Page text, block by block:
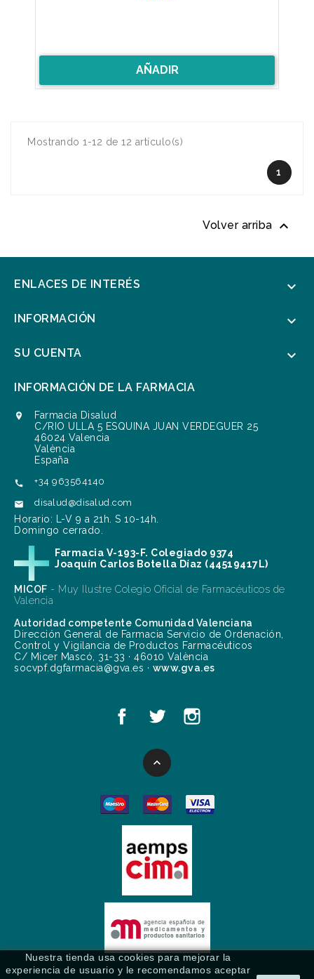
AÑADIR
Mostrando 1-12 de 12 artículo(s)
1
Volver arriba 
ENLACES DE INTERÉS 
INFORMACIÓN 
SU CUENTA 
INFORMACIÓN DE LA FARMACIA

Farmacia Disalud
C/RIO ULLA 5 ESQUINA JUAN VERDEGUER 25
46024 Valencia
València
España
 +34 963564140
 disalud@disalud.com
Horario: L-V 9 a 21h. S 10-14h.
Domingo cerrado.
Farmacia V-193-F. Colegiado 9374
Joaquín Carlos Botella Díaz (44519417L)
MICOF - Muy Ilustre Colegio Oficial de Farmacéuticos de
Valencia
Autoridad competente Comunidad Valenciana
Dirección General de Farmacia Servicio de Ordenación,
Control y Vigilancia de Productos Farmacéuticos
C/ Micer Mascó, 31-33 · 46010 València
socvpf.dgfarmacia@gva.es · www.gva.es
Nuestra tienda usa cookies para mejorar la
experiencia de usuario y le recomendamos aceptar
